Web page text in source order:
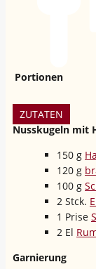
Portionen
ZUTATEN
Nusskugeln mit
150 g
120 g
100 g
2 Stck.
1 Prise
2 El
Garnierung